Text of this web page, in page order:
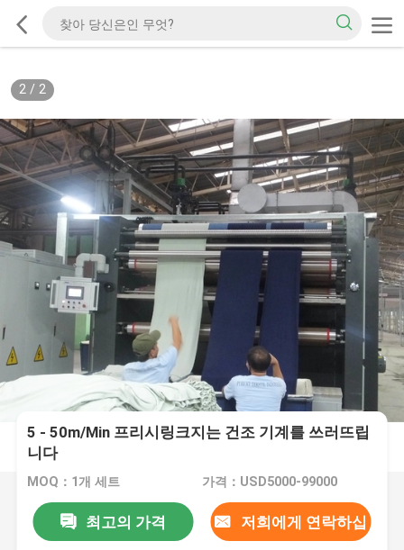
2/ 2
5 - 50m/Min 프리시링크지는 건조 기계를 쓰러뜨립
니다
MOQ：1개 세트 가격：USD5000-99000
최고의 가격 저희에게 연락하십